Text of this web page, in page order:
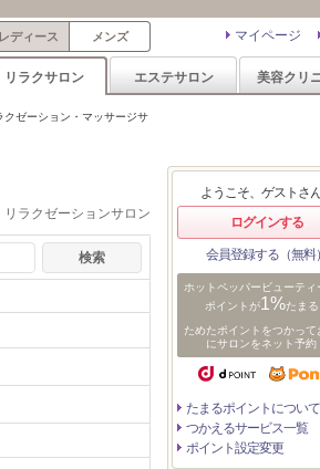
マイページ
レディース メンズ
リラクサロン エステサロン 美容クリ
クゼーション・マッサージサ
リラクゼーションサロン
ようこそ、ゲストさん
ログインする
会員登録する（無料）
ホットペッパービューティ
ポイントが1%たまる
ためたポイントをつかって
にサロンをネット予約
たまるポイントについて
つかえるサービス一覧
ポイント設定変更